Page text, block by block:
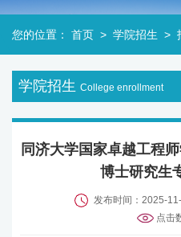
您的位置： 首页 > 学院招生 >
学院招生 College enrollment
同济大学国家卓越工程
博士研究生
发布时间：2025-
点击